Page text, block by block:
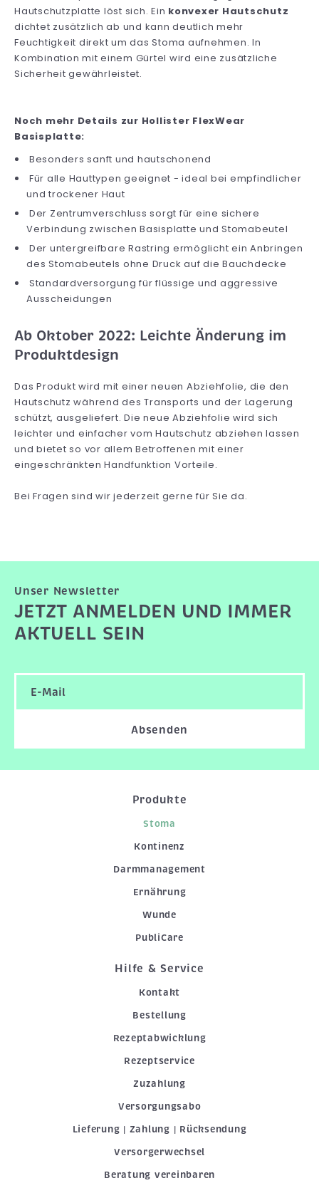
Hautschutzplatte löst sich. Ein konvexer Hautschutz
dichtet zusätzlich ab und kann deutlich mehr
Feuchtigkeit direkt um das Stoma aufnehmen. In
Kombination mit einem Gürtel wird eine zusätzliche
Sicherheit gewährleistet.
Noch mehr Details zur Hollister FlexWear
Basisplatte:
Besonders sanft und hautschonend
Für alle Hauttypen geeignet - ideal bei empfindlicher
und trockener Haut
Der Zentrumverschluss sorgt für eine sichere
Verbindung zwischen Basisplatte und Stomabeutel
Der untergreifbare Rastring ermöglicht ein Anbringen
des Stomabeutels ohne Druck auf die Bauchdecke
Standardversorgung für flüssige und aggressive
Ausscheidungen
Ab Oktober 2022: Leichte Änderung im
Produktdesign
Das Produkt wird mit einer neuen Abziehfolie, die den
Hautschutz während des Transports und der Lagerung
schützt, ausgeliefert. Die neue Abziehfolie wird sich
leichter und einfacher vom Hautschutz abziehen lassen
und bietet so vor allem Betroffenen mit einer
eingeschränkten Handfunktion Vorteile.
Bei Fragen sind wir jederzeit gerne für Sie da.
Unser Newsletter
JETZT ANMELDEN UND IMMER
AKTUELL SEIN
Absenden
Produkte
Stoma
Kontinenz
Darmmanagement
Ernährung
Wunde
PubliCare
Hilfe & Service
Kontakt
Bestellung
Rezeptabwicklung
Rezeptservice
Zuzahlung
Versorgungsabo
Lieferung | Zahlung | Rücksendung
Versorgerwechsel
Beratung vereinbaren